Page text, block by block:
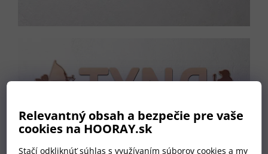
Relevantný obsah a bezpečie pre vaše
cookies na HOORAY.sk
Stačí odkliknúť súhlas s využívaním súborov cookies a my